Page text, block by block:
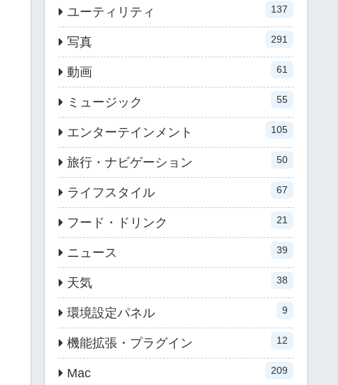
ユーティリティ 137
写真 291
動画 61
ミュージック 55
エンターテインメント 105
旅行・ナビゲーション 50
ライフスタイル 67
フード・ドリンク 21
ニュース 39
天気 38
環境設定パネル 9
機能拡張・プラグイン 12
Mac 209